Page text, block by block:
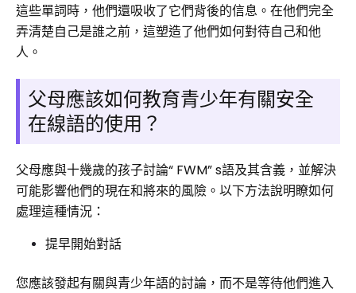
這些單詞時，他們還吸收了它們背後的信息。在他們完全
弄清楚自己是誰之前，這塑造了他們如何對待自己和他
人。
父母應該如何教育青少年有關安全
在線語的使用？
父母應與十幾歲的孩子討論“ FWM” s語及其含義，並解決
可能影響他們的現在和將來的風險。以下方法說明瞭如何
處理這種情況：
提早開始對話
您應該發起有關與青少年語的討論，而不是等待他們進入